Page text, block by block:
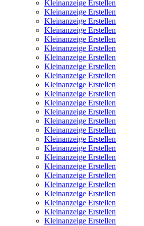
Kleinanzeige Erstellen
Kleinanzeige Erstellen
Kleinanzeige Erstellen
Kleinanzeige Erstellen
Kleinanzeige Erstellen
Kleinanzeige Erstellen
Kleinanzeige Erstellen
Kleinanzeige Erstellen
Kleinanzeige Erstellen
Kleinanzeige Erstellen
Kleinanzeige Erstellen
Kleinanzeige Erstellen
Kleinanzeige Erstellen
Kleinanzeige Erstellen
Kleinanzeige Erstellen
Kleinanzeige Erstellen
Kleinanzeige Erstellen
Kleinanzeige Erstellen
Kleinanzeige Erstellen
Kleinanzeige Erstellen
Kleinanzeige Erstellen
Kleinanzeige Erstellen
Kleinanzeige Erstellen
Kleinanzeige Erstellen
Kleinanzeige Erstellen